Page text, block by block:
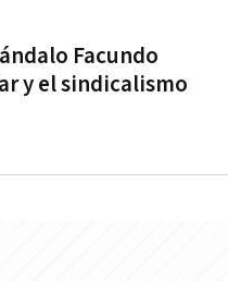
Facundo
y el sindicalismo